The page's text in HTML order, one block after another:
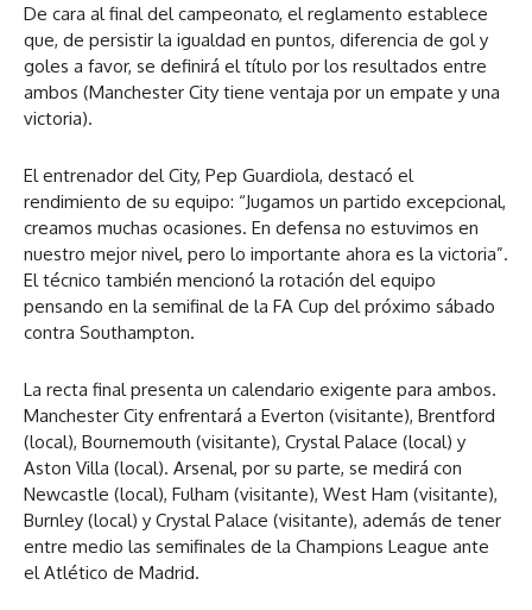
De cara al final del campeonato, el reglamento establece
que, de persistir la igualdad en puntos, diferencia de gol y
goles a favor, se definirá el título por los resultados entre
ambos (Manchester City tiene ventaja por un empate y una
victoria).
El entrenador del City, Pep Guardiola, destacó el
rendimiento de su equipo: “Jugamos un partido excepcional,
creamos muchas ocasiones. En defensa no estuvimos en
nuestro mejor nivel, pero lo importante ahora es la victoria”.
El técnico también mencionó la rotación del equipo
pensando en la semifinal de la FA Cup del próximo sábado
contra Southampton.
La recta final presenta un calendario exigente para ambos.
Manchester City enfrentará a Everton (visitante), Brentford
(local), Bournemouth (visitante), Crystal Palace (local) y
Aston Villa (local). Arsenal, por su parte, se medirá con
Newcastle (local), Fulham (visitante), West Ham (visitante),
Burnley (local) y Crystal Palace (visitante), además de tener
entre medio las semifinales de la Champions League ante
el Atlético de Madrid.